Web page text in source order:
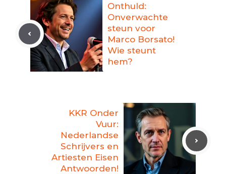
Onthuld:
Onverwachte
steun voor
Marco Borsato!
Wie steunt
hem?
KKR Onder
Vuur:
Nederlandse
Schrijvers en
Artiesten Eisen
Antwoorden!